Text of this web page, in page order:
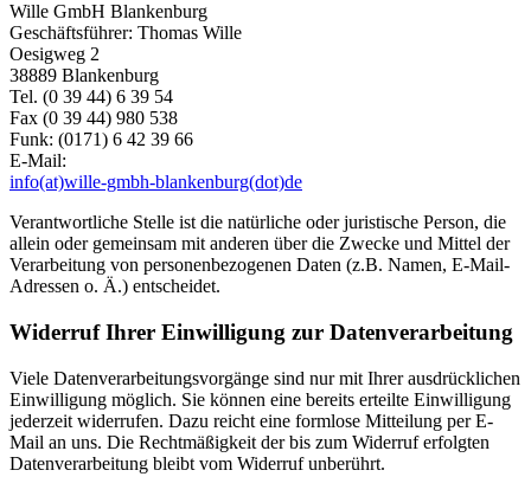
Wille GmbH Blankenburg
Geschäftsführer: Thomas Wille
Oesigweg 2
38889 Blankenburg
Tel. (0 39 44) 6 39 54
Fax (0 39 44) 980 538
Funk: (0171) 6 42 39 66
E-Mail:
info(at)wille-gmbh-blankenburg(dot)de
Verantwortliche Stelle ist die natürliche oder juristische Person, die
allein oder gemeinsam mit anderen über die Zwecke und Mittel der
Verarbeitung von personenbezogenen Daten (z.B. Namen, E-Mail-
Adressen o. Ä.) entscheidet.
Widerruf Ihrer Einwilligung zur Datenverarbeitung
Viele Datenverarbeitungsvorgänge sind nur mit Ihrer ausdrücklichen
Einwilligung möglich. Sie können eine bereits erteilte Einwilligung
jederzeit widerrufen. Dazu reicht eine formlose Mitteilung per E-
Mail an uns. Die Rechtmäßigkeit der bis zum Widerruf erfolgten
Datenverarbeitung bleibt vom Widerruf unberührt.